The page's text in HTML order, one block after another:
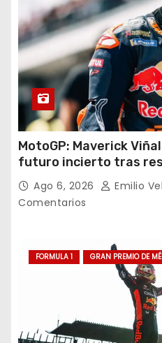
MotoGP: Maverick
futuro incierto tras
decepcionantes
Ago 6, 2026 Emilio
Comentarios
FORMULA 1 GRAN PREMIO DE